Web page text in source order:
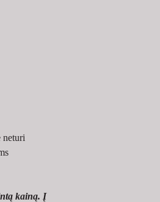
neturi
kainą. Į